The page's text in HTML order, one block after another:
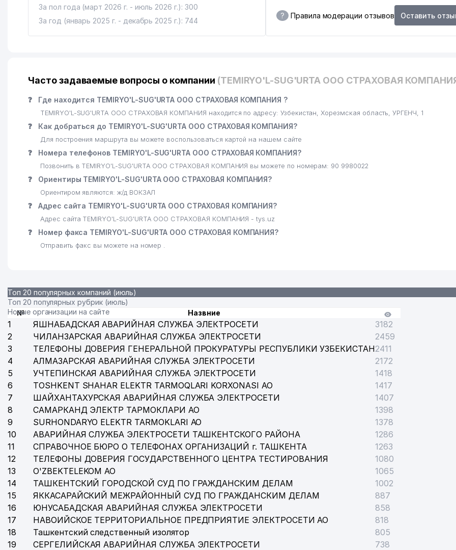
За пол года (март 2026 г. - июль 2026 г.): 300
За год (январь 2025 г. - декабрь 2025 г.): 744
? Правила модерации отзывов Оставить
Часто задаваемые вопросы о компании (TEMIRYO'L-SUG'URTA ООО СТРАХОВАЯ
❓ Где находится TEMIRYO'L-SUG'URTA ООО СТРАХОВАЯ КОМПАНИЯ ?
TEMIRYO'L-SUG'URTA ООО СТРАХОВАЯ КОМПАНИЯ находится по адресу: Узбекистан, Хорезмская область, УРГЕНЧ, 1
❓ Как добраться до TEMIRYO'L-SUG'URTA ООО СТРАХОВАЯ КОМПАНИЯ?
Для построения маршрута вы можете воспользоваться картой на нашем сайте
❓ Номера телефонов TEMIRYO'L-SUG'URTA ООО СТРАХОВАЯ КОМПАНИЯ?
Позвонить в TEMIRYO'L-SUG'URTA ООО СТРАХОВАЯ КОМПАНИЯ вы можете по номерам: 90 9980022
❓ Ориентиры TEMIRYO'L-SUG'URTA ООО СТРАХОВАЯ КОМПАНИЯ?
Ориентиром являются: ж/д ВОКЗАЛ
❓ Адрес сайта TEMIRYO'L-SUG'URTA ООО СТРАХОВАЯ КОМПАНИЯ?
Адрес сайта TEMIRYO'L-SUG'URTA ООО СТРАХОВАЯ КОМПАНИЯ - tys.uz
❓ Номер факса TEMIRYO'L-SUG'URTA ООО СТРАХОВАЯ КОМПАНИЯ?
Отправить факс вы можете на номер .
Топ 20 популярных компаний (июль)
Топ 20 популярных рубрик (июль)
Новые организации на сайте
№ Назвние
1 ЯШНАБАДСКАЯ АВАРИЙНАЯ СЛУЖБА ЭЛЕКТРОСЕТИ
3182
2
ЧИЛАНЗАРСКАЯ АВАРИЙНАЯ СЛУЖБА ЭЛЕКТРОСЕТИ
2459
3
ТЕЛЕФОНЫ ДОВЕРИЯ ГЕНЕРАЛЬНОЙ ПРОКУРАТУРЫ РЕСПУБЛИКИ УЗБЕКИСТАН2411
4
АЛМАЗАРСКАЯ АВАРИЙНАЯ СЛУЖБА ЭЛЕКТРОСЕТИ
2172
5
УЧТЕПИНСКАЯ АВАРИЙНАЯ СЛУЖБА ЭЛЕКТРОСЕТИ
1418
6
TOSHKENT SHAHAR ELEKTR TARMOQLARI KORXONASI АО
1417
7
ШАЙХАНТАХУРСКАЯ АВАРИЙНАЯ СЛУЖБА ЭЛЕКТРОСЕТИ
1407
8
САМАРКАНД ЭЛЕКТР ТАРМОКЛАРИ АО
1398
9
SURHONDARYO ELEKTR TARMOKLARI АО
1378
10
АВАРИЙНАЯ СЛУЖБА ЭЛЕКТРОСЕТИ ТАШКЕНТСКОГО РАЙОНА
1286
11
СПРАВОЧНОЕ БЮРО О ТЕЛЕФОНАХ ОРГАНИЗАЦИЙ г. ТАШКЕНТА
1263
12
ТЕЛЕФОНЫ ДОВЕРИЯ ГОСУДАРСТВЕННОГО ЦЕНТРА ТЕСТИРОВАНИЯ
1080
13
O'ZBEKTELEKOM АО
1065
14
ТАШКЕНТСКИЙ ГОРОДСКОЙ СУД ПО ГРАЖДАНСКИМ ДЕЛАМ
1002
15
ЯККАСАРАЙСКИЙ МЕЖРАЙОННЫЙ СУД ПО ГРАЖДАНСКИМ ДЕЛАМ
887
16
ЮНУСАБАДСКАЯ АВАРИЙНАЯ СЛУЖБА ЭЛЕКТРОСЕТИ
858
17
НАВОИЙСКОЕ ТЕРРИТОРИАЛЬНОЕ ПРЕДПРИЯТИЕ ЭЛЕКТРОСЕТИ АО
818
18
Ташкентский следственный изолятор
805
19
СЕРГЕЛИЙСКАЯ АВАРИЙНАЯ СЛУЖБА ЭЛЕКТРОСЕТИ
738